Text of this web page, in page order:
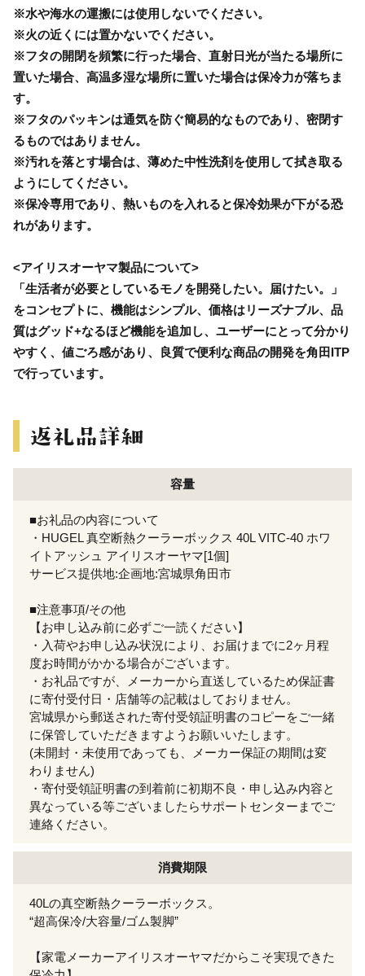
※水や海水の運搬には使用しないでください。
※火の近くには置かないでください。
※フタの開閉を頻繁に行った場合、直射日光が当たる場所に
置いた場合、高温多湿な場所に置いた場合は保冷力が落ちま
す。
※フタのパッキンは通気を防ぐ簡易的なものであり、密閉す
るものではありません。
※汚れを落とす場合は、薄めた中性洗剤を使用して拭き取る
ようにしてください。
※保冷専用であり、熱いものを入れると保冷効果が下がる恐
れがあります。
<アイリスオーヤマ製品について>
「生活者が必要としているモノを開発したい。届けたい。」
をコンセプトに、機能はシンプル、価格はリーズナブル、品
質はグッド+なるほど機能を追加し、ユーザーにとって分かり
やすく、値ごろ感があり、良質で便利な商品の開発を角田ITP
で行っています。
容量
■お礼品の内容について
・HUGEL 真空断熱クーラーボックス 40L VITC-40 ホワ
イトアッシュ アイリスオーヤマ[1個]
サービス提供地:企画地:宮城県角田市
■注意事項/その他
【お申し込み前に必ずご一読ください】
・入荷やお申し込み状況により、お届けまでに2ヶ月程
度お時間がかかる場合がございます。
・お礼品ですが、メーカーから直送しているため保証書
に寄付受付日・店舗等の記載はしておりません。
宮城県から郵送された寄付受領証明書のコピーをご一緒
に保管していただきますようお願いいたします。
(未開封・未使用であっても、メーカー保証の期間は変
わりません)
・寄付受領証明書の到着前に初期不良・申し込み内容と
異なっている等ございましたらサポートセンターまでご
連絡ください。
消費期限
40Lの真空断熱クーラーボックス。
“超高保冷/大容量/ゴム製脚”
【家電メーカーアイリスオーヤマだからこそ実現できた